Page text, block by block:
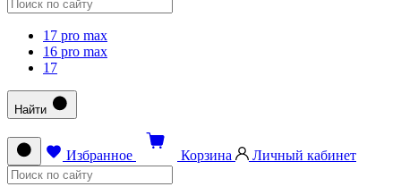
17 pro max
16 pro max
17
Найти
Избранное Корзина Личный кабинет